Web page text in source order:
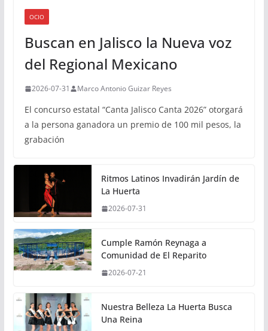
OCIO
Buscan en Jalisco la Nueva voz
del Regional Mexicano
2026-07-31 Marco Antonio Guizar Reyes
El concurso estatal “Canta Jalisco Canta 2026” otorgará
a la persona ganadora un premio de 100 mil pesos, la
grabación
Ritmos Latinos Invadirán Jardín de
La Huerta
2026-07-31
Cumple Ramón Reynaga a
Comunidad de El Reparito
2026-07-21
Nuestra Belleza La Huerta Busca
Una Reina